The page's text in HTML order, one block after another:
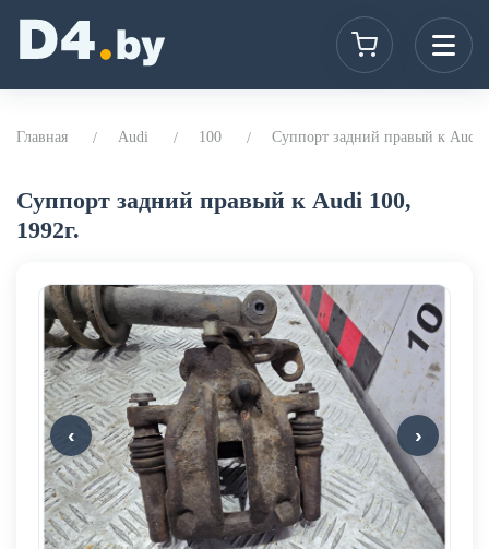
Главная Audi 100 Суппорт задний правый к Audi
Суппорт задний правый к Audi 100,
1992г.